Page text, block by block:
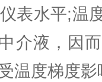
表水平;温
介液，因
温度梯度影